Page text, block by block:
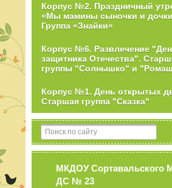
Корпус №2. Праздничный
«Мы мамины сыночки и
Группа «Знайки»
Корпус №6. Развлечение
защитника Отечества".
группы "Солнышко" и
Корпус №1. День открытых
Старшая группа "Сказка"
МКДОУ Сортавальского
ДС № 23